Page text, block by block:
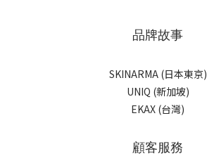
品牌故事
SKINARMA (日本東京)
UNIQ (新加坡)
EKAX (台灣)
顧客服務